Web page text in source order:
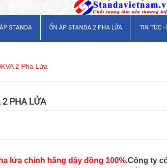
STANDA ỔN ÁP STANDA 2 PHA LỬA TIN TỨC -
2 Pha Lửa
2 PHA LỬA
lửa chính hãng dây đồng 100%.Công ty